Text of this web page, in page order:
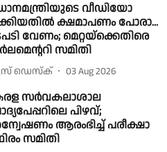
വീഡിയോ
ക്ഷമാപണം പോരാ...
വേണം; മെറ്റയ്‌ക്കെതിരെ
സമിതി
ഡെസ്ക് 03 Aug 2026
സർവകലാശാല
പിഴവ്;
ആരംഭിച്ച് പരീക്ഷാ
സമിതി